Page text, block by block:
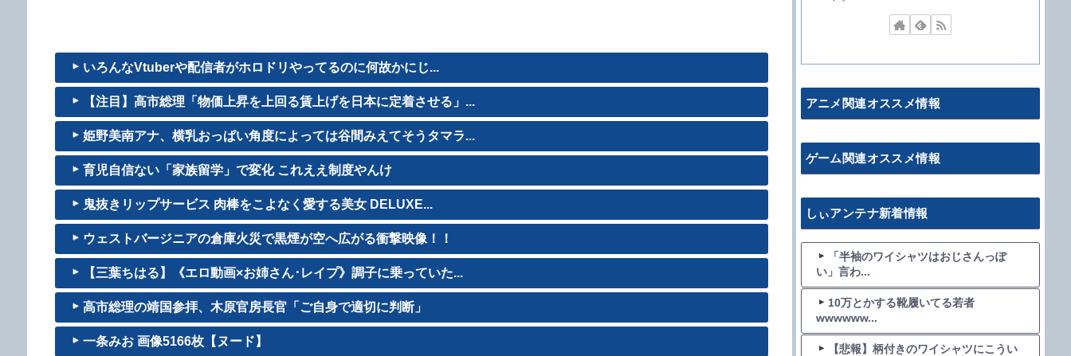
いろんなVtuberや配信者がホロドリやってるのに何故かにじ...
【注目】高市総理「物価上昇を上回る賃上げを日本に定着させる」...
姫野美南アナ、横乳おっぱい角度によっては谷間みえてそうタマラ...
育児自信ない「家族留学」で変化 これええ制度やんけ
鬼抜きリップサービス 肉棒をこよなく愛する美女 DELUXE...
ウェストバージニアの倉庫火災で黒煙が空へ広がる衝撃映像！！
【三葉ちはる】《エロ動画×お姉さん･レイプ》調子に乗っていた...
高市総理の靖国参拝、木原官房長官「ご自身で適切に判断」
一条みお 画像5166枚【ヌード】
アニメ関連オススメ情報
ゲーム関連オススメ情報
しぃアンテナ新着情報
「半袖のワイシャツはおじさんっぽ
い」言わ...
10万とかする靴履いてる若者
wwwwww...
【悲報】柄付きのワイシャツにこうい